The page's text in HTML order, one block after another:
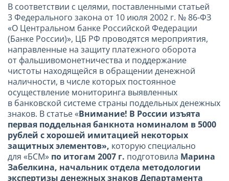
В соответствии с целями, поставленными статьей
3 Федерального закона от 10 июля 2002 г. № 86-ФЗ
«О Центральном банке Российской Федерации
(Банке России)», ЦБ РФ проводятся мероприятия,
направленные на защиту платежного оборота
от фальшивомонетничества и поддержание
чистоты находящейся в обращении денежной
наличности, в числе которых постоянное
осуществление мониторинга выявленных
в банковской системе страны поддельных денежных
знаков. В статье «Внимание! В России изъята
первая поддельная банкнота номиналом в 5000
рублей с хорошей имитацией некоторых
защитных элементов», которую специально
для «БСМ» по итогам 2007 г. подготовила Марина
Забелкина, начальник отдела методологии
экспертизы денежных знаков Департамента